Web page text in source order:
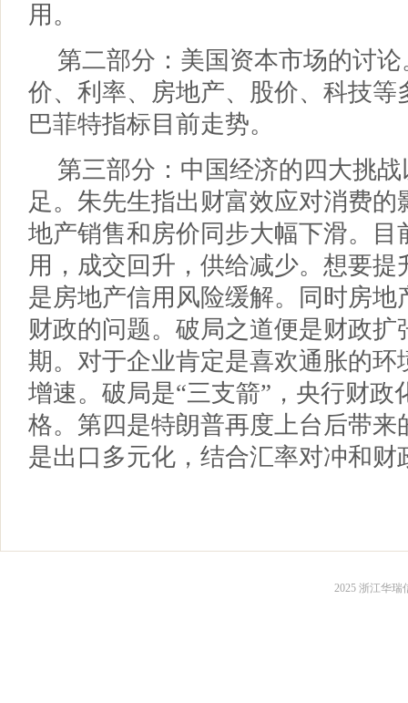
用。
第二部分：美国资本市场的讨
价、利率、房地产、股价、科技
巴菲特指标目前走势。
第三部分：中国经济的四大挑
足。朱先生指出财富效应对消费
地产销售和房价同步大幅下滑。
用，成交回升，供给减少。想要
是房地产信用风险缓解。同时房
财政的问题。破局之道便是财政
期。对于企业肯定是喜欢通胀的
增速。破局是“三支箭”，央行财
格。第四是特朗普再度上台后带
是出口多元化，结合汇率对冲和财
2025 浙江华瑞